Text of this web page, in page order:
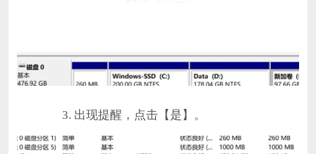
3. 出现提醒，点击【是】。